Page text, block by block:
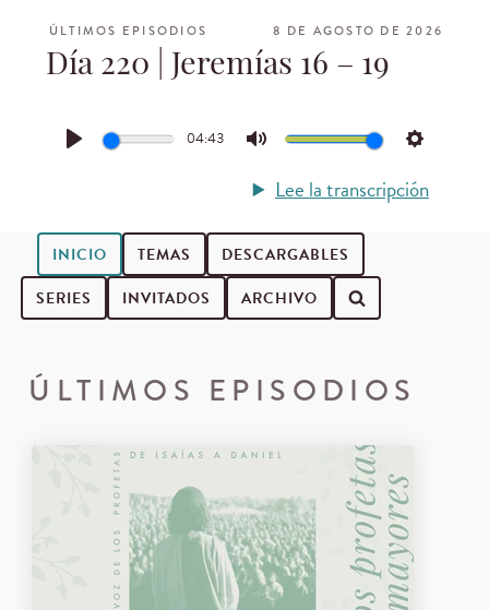
ÚLTIMOS EPISODIOS 8 DE AGOSTO DE 2026
Día 220 | Jeremías 16 – 19
Play
04:43
Mute
Settings
Lee la transcripción
INICIO TEMAS
DESCARGABLES
SERIES
INVITADOS ARCHIVO
ÚLTIMOS EPISODIOS